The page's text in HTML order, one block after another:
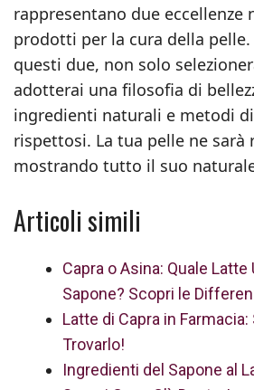
rappresentano due eccellenze
prodotti per la cura della
questi due, non solo
adotterai una filosofia di
ingredienti naturali e metodi
rispettosi. La tua pelle ne sarà
mostrando tutto il suo
Articoli simili
Capra o Asina: Quale Latte
Sapone? Scopri le
Latte di Capra in
Trovarlo!
Ingredienti del Sapone al